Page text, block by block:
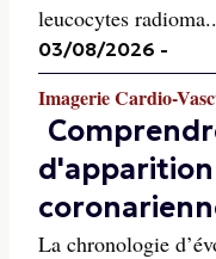
leucocytes
03/08/2026 -
Imagerie Cardio-
La chronologie